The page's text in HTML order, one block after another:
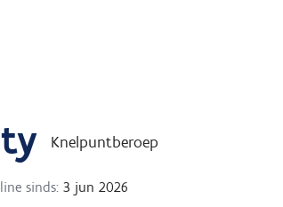
Knelpuntberoep
sinds: 3 jun 2026